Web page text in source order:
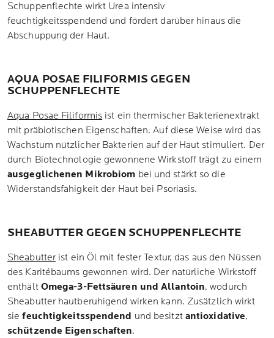
Schuppenflechte wirkt Urea intensiv
feuchtigkeitsspendend und fördert darüber hinaus die
Abschuppung der Haut.
AQUA POSAE FILIFORMIS GEGEN
SCHUPPENFLECHTE
Aqua Posae Filiformis ist ein thermischer Bakterienextrakt
mit präbiotischen Eigenschaften. Auf diese Weise wird das
Wachstum nützlicher Bakterien auf der Haut stimuliert. Der
durch Biotechnologie gewonnene Wirkstoff trägt zu einem
ausgeglichenen Mikrobiom bei und stärkt so die
Widerstandsfähigkeit der Haut bei Psoriasis.
SHEABUTTER GEGEN SCHUPPENFLECHTE
Sheabutterist ein Öl mit fester Textur, das aus den Nüssen
des Karitébaums gewonnen wird. Der natürliche Wirkstoff
enthält Omega-3-Fettsäuren und Allantoin, wodurch
Sheabutter hautberuhigend wirken kann. Zusätzlich wirkt
siefeuchtigkeitsspendend und besitzt antioxidative,
schützende Eigenschaften.